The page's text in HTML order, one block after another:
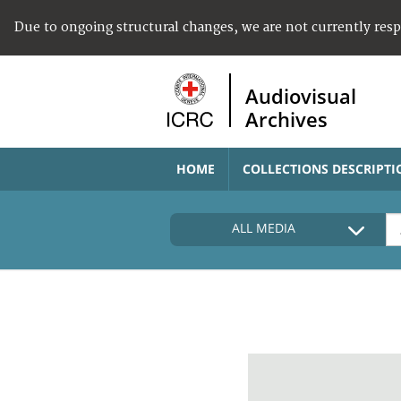
Due to ongoing structural changes, we are not currently
Audiovisual
Archives
HOME COLLECTIONS
ALL MEDIA